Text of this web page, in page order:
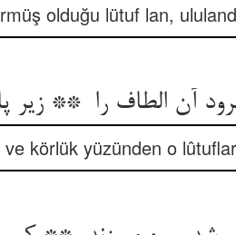
olduğu lütuf lan,
körlük yüzünden o lûtufları